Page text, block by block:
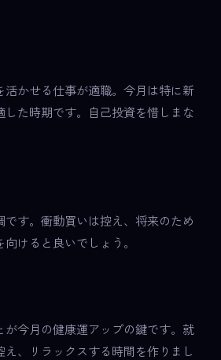
活かせる仕事が適職。今月は特に新
した時期です。自己投資を惜しまな
す。衝動買いは控え、将来のため
けると良いでしょう。
が今月の健康運アップの鍵です。就
、リラックスする時間を作りまし